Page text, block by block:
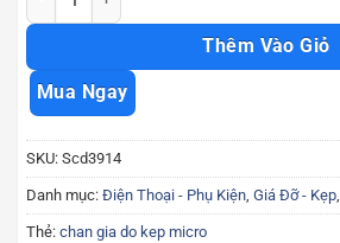
Thêm Vào Giỏ
Mua Ngay
SKU: Scd3914
Danh mục: Điện Thoại - Phụ Kiện, Giá Đỡ - Kẹp,
Thẻ: chan gia do kep micro